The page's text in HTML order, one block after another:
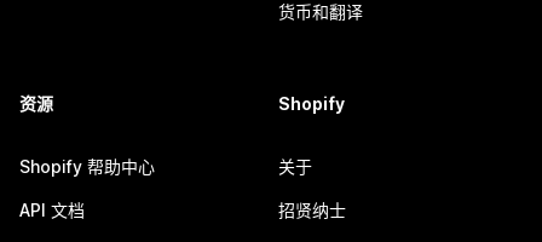
货币和翻译
资源
Shopify 帮助中心
API 文档
Shopify
关于
招贤纳士